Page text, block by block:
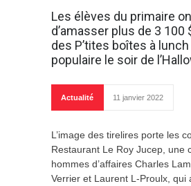
Les élèves du primaire
d’amasser plus de 3 100
des P’tites boîtes à
populaire le soir de
Actualité 11 janvier 2022
L’image des tirelires porte les
Restaurant Le Roy Jucep, une
hommes d’affaires Charles
Verrier et Laurent L-Proulx, qui